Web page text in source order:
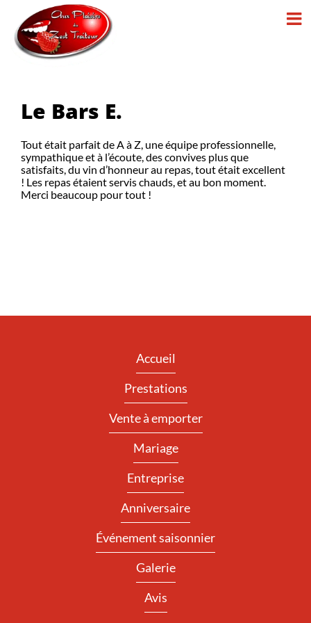
Passer
contenu
Le Bars E.
Tout était parfait de A à Z, une équipe professionnelle,
sympathique et à l’écoute, des convives plus que
satisfaits, du vin d’honneur au repas, tout était excellent
! Les repas étaient servis chauds, et au bon moment.
Merci beaucoup pour tout !
Accueil
Prestations
Vente à emporter
Mariage
Entreprise
Anniversaire
Événement saisonnier
Galerie
Avis